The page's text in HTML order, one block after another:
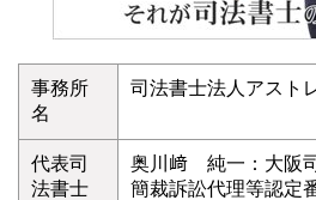
事務所
名
司法書士法人アスト
代表司
法書士
奥川﨑 純一：大阪
簡裁訴訟代理等認定